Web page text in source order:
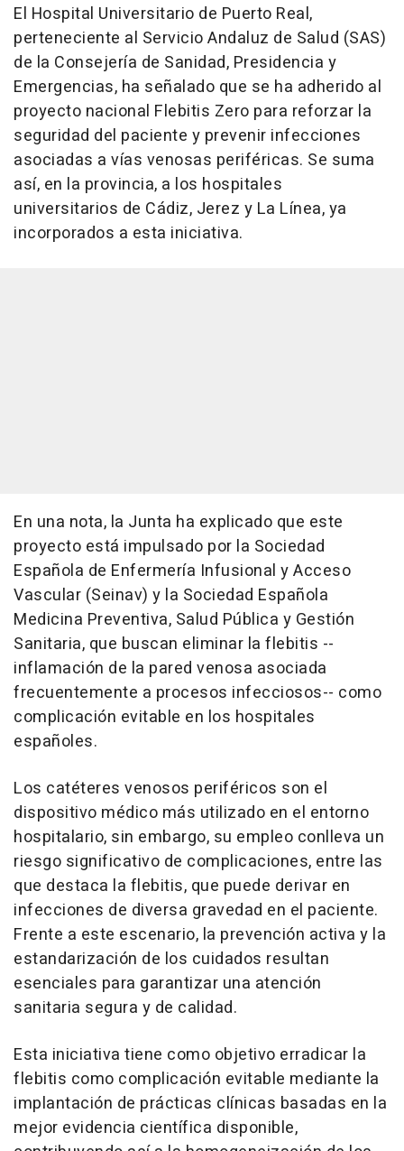
El Hospital Universitario de Puerto Real,
perteneciente al Servicio Andaluz de Salud (SAS)
de la Consejería de Sanidad, Presidencia y
Emergencias, ha señalado que se ha adherido al
proyecto nacional Flebitis Zero para reforzar la
seguridad del paciente y prevenir infecciones
asociadas a vías venosas periféricas. Se suma
así, en la provincia, a los hospitales
universitarios de Cádiz, Jerez y La Línea, ya
incorporados a esta iniciativa.
En una nota, la Junta ha explicado que este
proyecto está impulsado por la Sociedad
Española de Enfermería Infusional y Acceso
Vascular (Seinav) y la Sociedad Española
Medicina Preventiva, Salud Pública y Gestión
Sanitaria, que buscan eliminar la flebitis --
inflamación de la pared venosa asociada
frecuentemente a procesos infecciosos-- como
complicación evitable en los hospitales
españoles.
Los catéteres venosos periféricos son el
dispositivo médico más utilizado en el entorno
hospitalario, sin embargo, su empleo conlleva un
riesgo significativo de complicaciones, entre las
que destaca la flebitis, que puede derivar en
infecciones de diversa gravedad en el paciente.
Frente a este escenario, la prevención activa y la
estandarización de los cuidados resultan
esenciales para garantizar una atención
sanitaria segura y de calidad.
Esta iniciativa tiene como objetivo erradicar la
flebitis como complicación evitable mediante la
implantación de prácticas clínicas basadas en la
mejor evidencia científica disponible,